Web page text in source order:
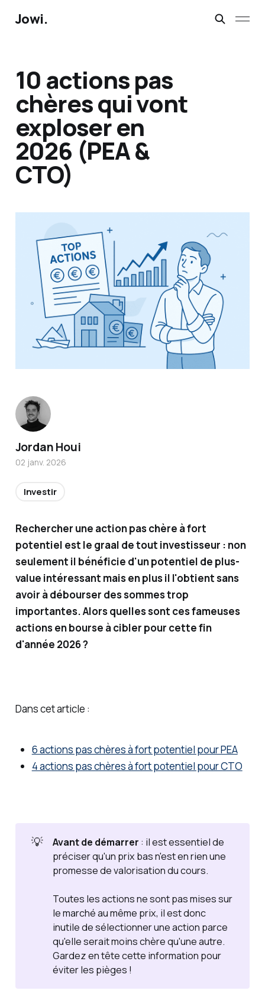
Jowi.
10 actions pas
chères qui vont
exploser en
2026 (PEA &
CTO)
Rechercher une action pas chère à fort
potentiel est le graal de tout investisseur : non
seulement il bénéficie d'un potentiel de plus-
value intéressant mais en plus il l'obtient sans
avoir à débourser des sommes trop
importantes. Alors quelles sont ces fameuses
actions en bourse à cibler pour cette fin
d'année 2026 ?
Dans cet article :
6 actions pas chères à fort potentiel pour PEA
4 actions pas chères à fort potentiel pour CTO
💡 Avant de démarrer : il est essentiel de
préciser qu'un prix bas n'est en rien une
promesse de valorisation du cours.
Toutes les actions ne sont pas mises sur
le marché au même prix, il est donc
inutile de sélectionner une action parce
qu'elle serait moins chère qu'une autre.
Gardez en tête cette information pour
éviter les pièges !
ation
conseill
er en
investi
sseme
financi
ers, je
vous
ns
moins
simple
fructifi
Jordan Houi
02 janv. 2026
Investir